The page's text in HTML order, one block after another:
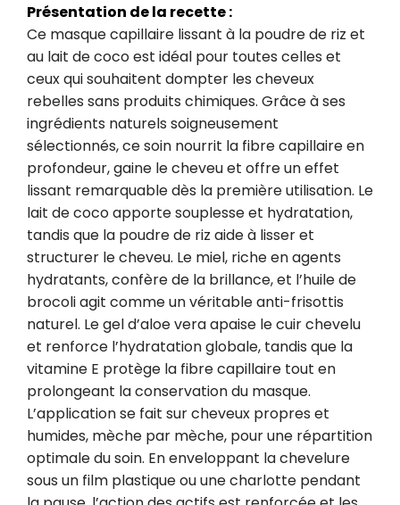
Présentation de la recette :
Ce masque capillaire lissant à la poudre de riz et
au lait de coco est idéal pour toutes celles et
ceux qui souhaitent dompter les cheveux
rebelles sans produits chimiques. Grâce à ses
ingrédients naturels soigneusement
sélectionnés, ce soin nourrit la fibre capillaire en
profondeur, gaine le cheveu et offre un effet
lissant remarquable dès la première utilisation. Le
lait de coco apporte souplesse et hydratation,
tandis que la poudre de riz aide à lisser et
structurer le cheveu. Le miel, riche en agents
hydratants, confère de la brillance, et l’huile de
brocoli agit comme un véritable anti-frisottis
naturel. Le gel d’aloe vera apaise le cuir chevelu
et renforce l’hydratation globale, tandis que la
vitamine E protège la fibre capillaire tout en
prolongeant la conservation du masque.
L’application se fait sur cheveux propres et
humides, mèche par mèche, pour une répartition
optimale du soin. En enveloppant la chevelure
sous un film plastique ou une charlotte pendant